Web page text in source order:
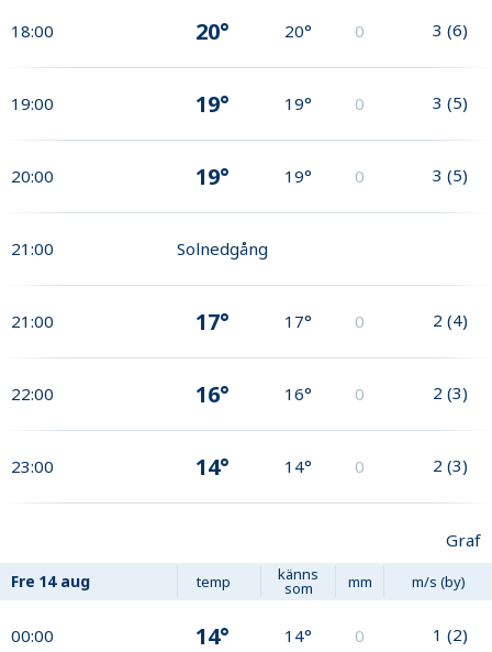
18:00 20° 20° 0 3 (6)
19:00 19° 19° 0 3 (5)
20:00 19° 19° 0 3 (5)
21:00 Solnedgång
21:00 17° 17° 0 2 (4)
22:00 16° 16° 0 2 (3)
23:00 14° 14° 0 2 (3)
Graf
Fre 14 aug temp känns
som mm m/s (by)
00:00 14° 14° 0 1 (2)